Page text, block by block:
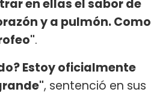
en ellas el sabor de
y a pulmón. Como
.
Estoy oficialmente
, sentenció en sus